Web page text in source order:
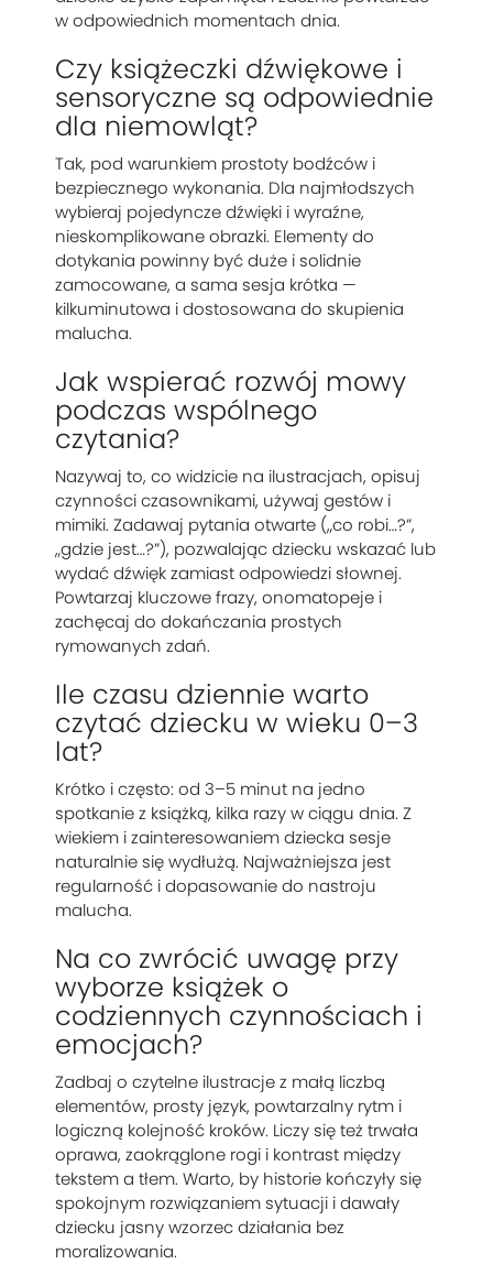
w odpowiednich momentach dnia.
Czy książeczki dźwiękowe i
sensoryczne są odpowiednie
dla niemowląt?
Tak, pod warunkiem prostoty bodźców i
bezpiecznego wykonania. Dla najmłodszych
wybieraj pojedyncze dźwięki i wyraźne,
nieskomplikowane obrazki. Elementy do
dotykania powinny być duże i solidnie
zamocowane, a sama sesja krótka —
kilkuminutowa i dostosowana do skupienia
malucha.
Jak wspierać rozwój mowy
podczas wspólnego
czytania?
Nazywaj to, co widzicie na ilustracjach, opisuj
czynności czasownikami, używaj gestów i
mimiki. Zadawaj pytania otwarte („co robi…?”,
„gdzie jest…?”), pozwalając dziecku wskazać lub
wydać dźwięk zamiast odpowiedzi słownej.
Powtarzaj kluczowe frazy, onomatopeje i
zachęcaj do dokańczania prostych
rymowanych zdań.
Ile czasu dziennie warto
czytać dziecku w wieku 0–3
lat?
Krótko i często: od 3–5 minut na jedno
spotkanie z książką, kilka razy w ciągu dnia. Z
wiekiem i zainteresowaniem dziecka sesje
naturalnie się wydłużą. Najważniejsza jest
regularność i dopasowanie do nastroju
malucha.
Na co zwrócić uwagę przy
wyborze książek o
codziennych czynnościach i
emocjach?
Zadbaj o czytelne ilustracje z małą liczbą
elementów, prosty język, powtarzalny rytm i
logiczną kolejność kroków. Liczy się też trwała
oprawa, zaokrąglone rogi i kontrast między
tekstem a tłem. Warto, by historie kończyły się
spokojnym rozwiązaniem sytuacji i dawały
dziecku jasny wzorzec działania bez
moralizowania.